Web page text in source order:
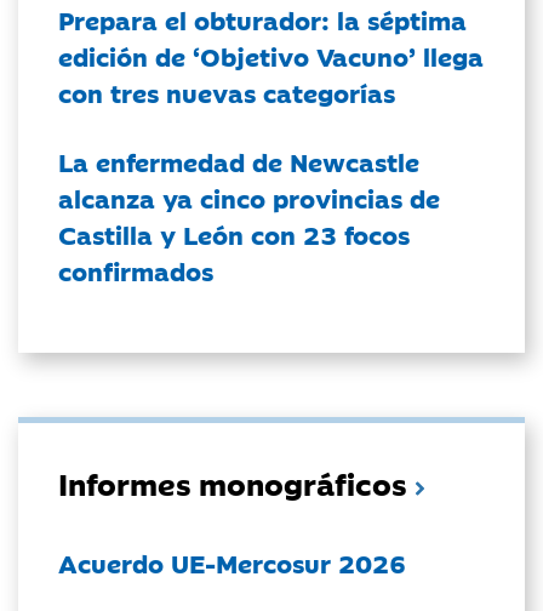
Prepara el obturador: la séptima
edición de ‘Objetivo Vacuno’ llega
con tres nuevas categorías
La enfermedad de Newcastle
alcanza ya cinco provincias de
Castilla y León con 23 focos
confirmados
Informes monográficos
Acuerdo UE-Mercosur 2026